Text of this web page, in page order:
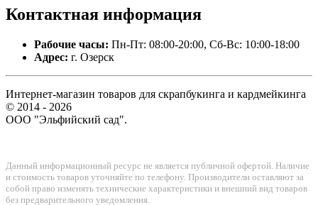
Контактная информация
Рабочие часы: Пн-Пт: 08:00-20:00, Сб-Вс: 10:00-18:00
Адрес: г. Озерск
Интернет-магазин товаров для скрапбукинга и кардмейкинга
© 2014 - 2026
ООО "Эльфийский сад".
Данный информационный ресурс не является публичной офертой. Наличие
и стоимость товаров уточняйте по телефону. Производители оставляют за
собой право изменять технические характеристики и внешний вид товаров
без предварительного уведомления.